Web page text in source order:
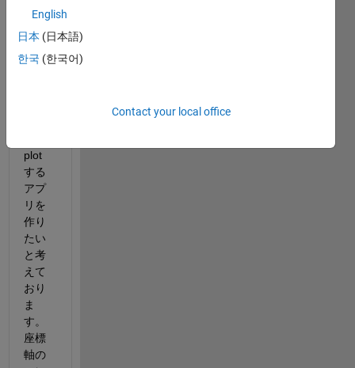
desin
gerに
て、
plot
する
アプ
リを
作り
たい
と考
えて
おり
ま
す。
座標
軸の
English
日本 (日本語)
한국 (한국어)
Contact your local office